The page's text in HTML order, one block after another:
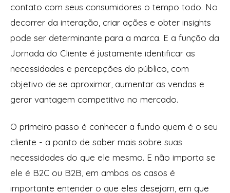
contato com seus consumidores o tempo todo. No
decorrer da interação, criar ações e obter insights
pode ser determinante para a marca. E a função da
Jornada do Cliente é justamente identificar as
necessidades e percepções do público, com
objetivo de se aproximar, aumentar as vendas e
gerar vantagem competitiva no mercado.
O primeiro passo é conhecer a fundo quem é o seu
cliente - a ponto de saber mais sobre suas
necessidades do que ele mesmo. E não importa se
ele é B2C ou B2B, em ambos os casos é
importante entender o que eles desejam, em que